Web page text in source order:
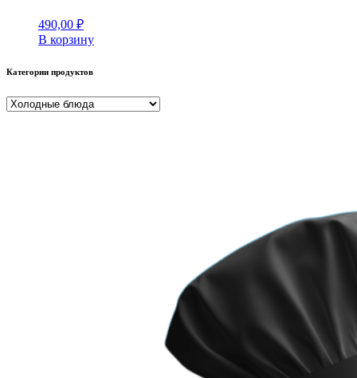
490,00 ₽
В корзину
Категории продуктов